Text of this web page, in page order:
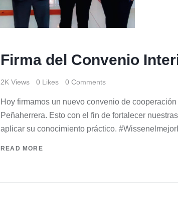
Firma del Convenio
2K Views 0 Likes 0 Comments
Hoy firmamos un nuevo convenio de
Peñaherrera. Esto con el fin de fortalecer
aplicar su conocimiento práctico.
READ MORE